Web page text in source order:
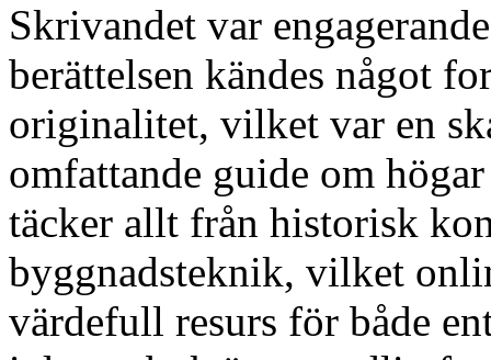
Skrivandet var
berättelsen kändes något
originalitet, vilket var en
omfattande guide om
täcker allt från historisk
byggnadsteknik, vilket
värdefull resurs för både